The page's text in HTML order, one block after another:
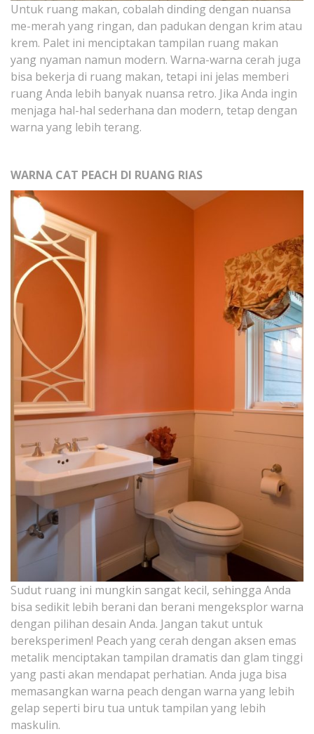
Untuk ruang makan, cobalah dinding dengan nuansa
me-merah yang ringan, dan padukan dengan krim atau
krem. Palet ini menciptakan tampilan ruang makan
yang nyaman namun modern. Warna-warna cerah juga
bisa bekerja di ruang makan, tetapi ini jelas memberi
ruang Anda lebih banyak nuansa retro. Jika Anda ingin
menjaga hal-hal sederhana dan modern, tetap dengan
warna yang lebih terang.
WARNA CAT PEACH DI RUANG RIAS
Sudut ruang ini mungkin sangat kecil, sehingga Anda
bisa sedikit lebih berani dan berani mengeksplor warna
dengan pilihan desain Anda. Jangan takut untuk
bereksperimen! Peach yang cerah dengan aksen emas
metalik menciptakan tampilan dramatis dan glam tinggi
yang pasti akan mendapat perhatian. Anda juga bisa
memasangkan warna peach dengan warna yang lebih
gelap seperti biru tua untuk tampilan yang lebih
maskulin.